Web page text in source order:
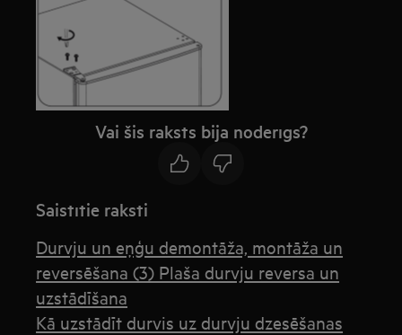
Vai šis raksts bija noderīgs?
Saistītie raksti
Durvju un eņģu demontāža, montāža un
reversēšana (3) Plaša durvju reversa un
uzstādīšana
Kā uzstādīt durvis uz durvju dzesēšanas